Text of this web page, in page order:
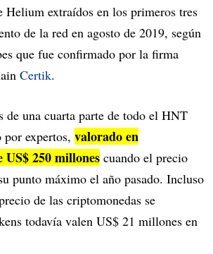
Helium extraídos en los primeros tres
de la red en agosto de 2019, según
que fue confirmado por la firma
Certik.
de una cuarta parte de todo el HNT
expertos, valorado en
250 millones cuando el precio
punto máximo el año pasado. Incluso
de las criptomonedas se
todavía valen US$ 21 millones en